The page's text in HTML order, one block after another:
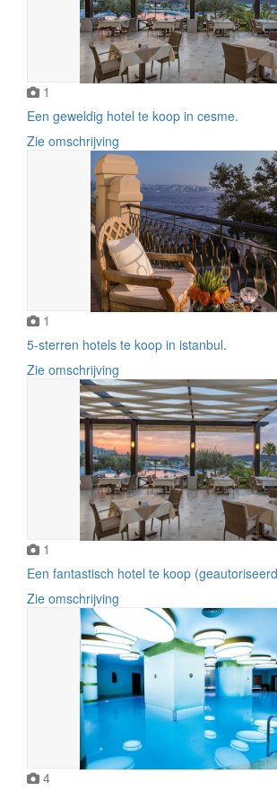
1
Een geweldig hotel te koop in cesme.
Zie omschrijving
1
5-sterren hotels te koop in istanbul.
Zie omschrijving
1
Een fantastisch hotel te koop
Zie omschrijving
4